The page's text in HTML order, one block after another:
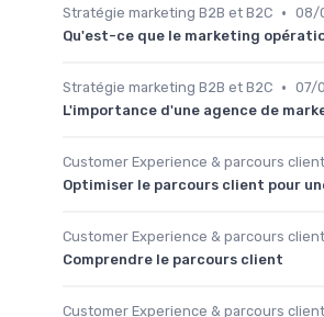
Stratégie marketing B2B et B2C • 08/
Qu'est-ce que le marketing
Stratégie marketing B2B et B2C • 07/
L'importance d'une agence de
Customer Experience & parcours client
Optimiser le parcours client pour
Customer Experience & parcours client
Comprendre le parcours client
Customer Experience & parcours client